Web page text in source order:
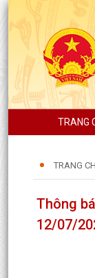
TRANG
TRANG
Thông
12/07/